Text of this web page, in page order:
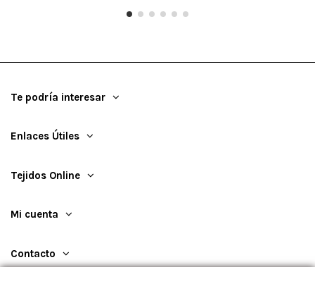
Te podría interesar
Enlaces Útiles
Tejidos Online
Mi cuenta
Contacto